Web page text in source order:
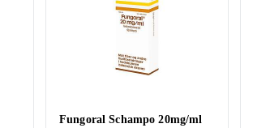
Fungoral Schampo 20mg/ml